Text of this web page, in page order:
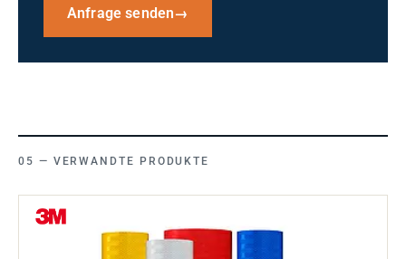
Anfrage senden→
VERWANDTE PRODUKTE